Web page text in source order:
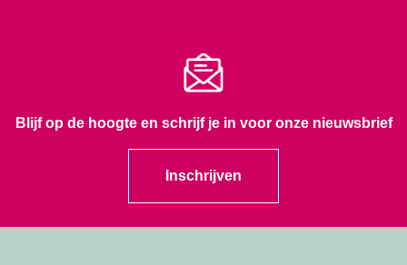
Blijf op de hoogte en schrijf je in voor onze nieuwsbrief
Inschrijven